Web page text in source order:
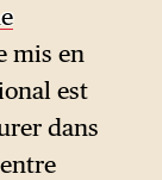
mis en
est
dans